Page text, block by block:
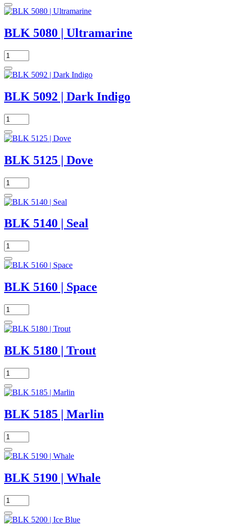
BLK 5080 | Ultramarine
BLK 5092 | Dark Indigo
BLK 5125 | Dove
BLK 5140 | Seal
BLK 5160 | Space
BLK 5180 | Trout
BLK 5185 | Marlin
BLK 5190 | Whale